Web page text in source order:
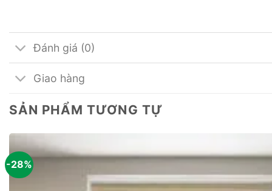
Đánh giá (0)
Giao hàng
SẢN PHẨM TƯƠNG TỰ
-28%